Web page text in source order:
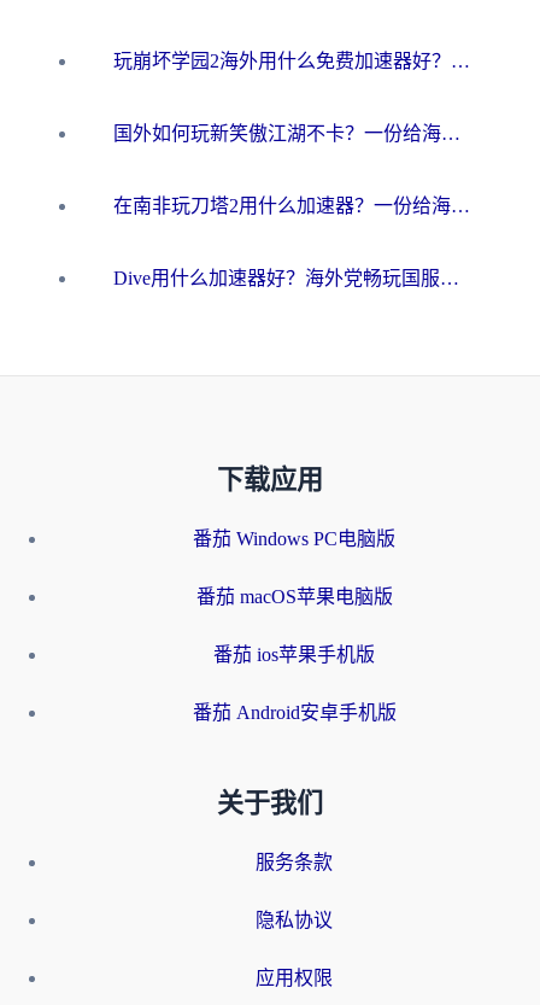
玩崩坏学园2海外用什么免费加速器好？2026海外党亲测国服游戏加速指南
国外如何玩新笑傲江湖不卡？一份给海外游子的终极网络指南
在南非玩刀塔2用什么加速器？一份给海外游子的终极生存指南
Dive用什么加速器好？海外党畅玩国服游戏的终极避坑指南
下载应用
番茄 Windows PC电脑版
番茄 macOS苹果电脑版
番茄 ios苹果手机版
番茄 Android安卓手机版
关于我们
服务条款
隐私协议
应用权限